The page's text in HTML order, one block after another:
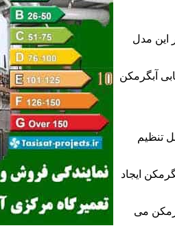
این مدل
آبگرمکن
تنظیم
ایجاد
می